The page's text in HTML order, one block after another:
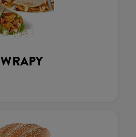
WRAPY